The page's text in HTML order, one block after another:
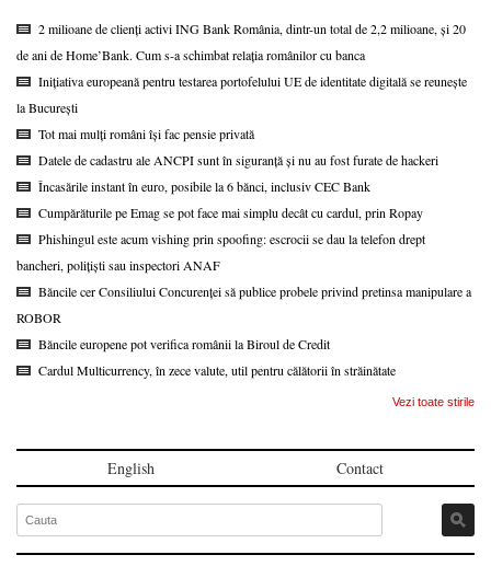
2 milioane de clienți activi ING Bank România, dintr-un total de 2,2 milioane, și 20
de ani de Home’Bank. Cum s-a schimbat relația românilor cu banca
Inițiativa europeană pentru testarea portofelului UE de identitate digitală se reunește
la București
Tot mai mulți români își fac pensie privată
Datele de cadastru ale ANCPI sunt în siguranță și nu au fost furate de hackeri
Încasările instant în euro, posibile la 6 bănci, inclusiv CEC Bank
Cumpărăturile pe Emag se pot face mai simplu decât cu cardul, prin Ropay
Phishingul este acum vishing prin spoofing: escrocii se dau la telefon drept
bancheri, polițiști sau inspectori ANAF
Băncile cer Consiliului Concurenței să publice probele privind pretinsa manipulare a
ROBOR
Băncile europene pot verifica românii la Biroul de Credit
Cardul Multicurrency, în zece valute, util pentru călătorii în străinătate
Vezi toate stirile
English Contact